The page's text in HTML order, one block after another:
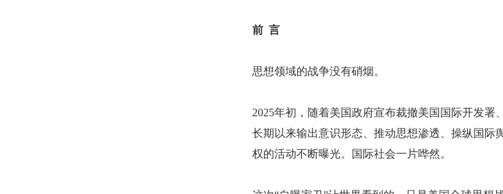
前 言
思想领域的战争没有硝烟。
2025年初，随着美国政府宣布裁撤美国国际开发署
长期以来输出意识形态、推动思想渗透、操纵国际
权的活动不断曝光。国际社会一片哗然。